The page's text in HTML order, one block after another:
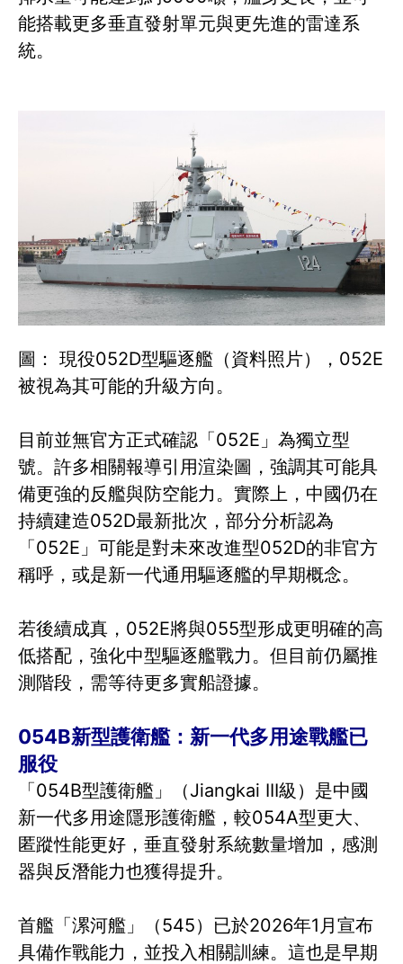
能搭載更多垂直發射單元與更先進的雷達系
統。
圖： 現役052D型驅逐艦（資料照片），052E
被視為其可能的升級方向。
目前並無官方正式確認「052E」為獨立型
號。許多相關報導引用渲染圖，強調其可能具
備更強的反艦與防空能力。實際上，中國仍在
持續建造052D最新批次，部分分析認為
「052E」可能是對未來改進型052D的非官方
稱呼，或是新一代通用驅逐艦的早期概念。
若後續成真，052E將與055型形成更明確的高
低搭配，強化中型驅逐艦戰力。但目前仍屬推
測階段，需等待更多實船證據。
054B新型護衛艦：新一代多用途戰艦已
服役
「054B型護衛艦」（Jiangkai III級）是中國
新一代多用途隱形護衛艦，較054A型更大、
匿蹤性能更好，垂直發射系統數量增加，感測
器與反潛能力也獲得提升。
首艦「漯河艦」（545）已於2026年1月宣布
具備作戰能力，並投入相關訓練。這也是早期